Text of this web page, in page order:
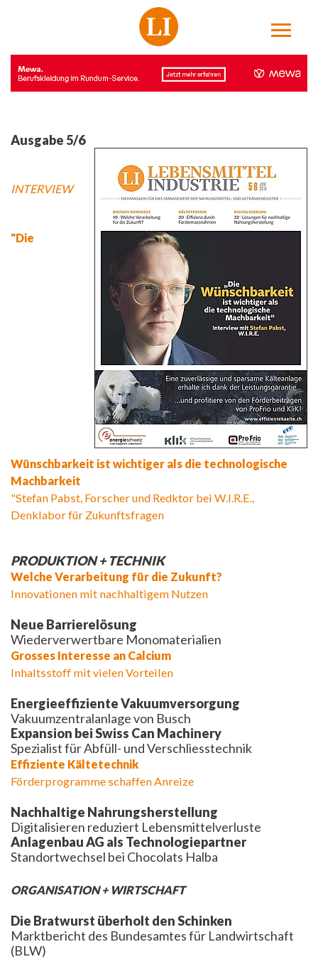
Ausgabe 5/6
INTERVIEW
"Die
Wünschbarkeit ist wichtiger als die technologische
Machbarkeit
"Stefan Pabst, Forscher und Redktor bei W.I.R.E.,
Denklabor für Zukunftsfragen
PRODUKTION + TECHNIK
Welche Verarbeitung für die Zukunft?
Innovationen mit nachhaltigem Nutzen
Neue Barrierelösung
Wiederverwertbare Monomaterialien
Grosses Interesse an Calcium
Inhaltsstoff mit vielen Vorteilen
Energieeffiziente Vakuumversorgung
Vakuumzentralanlage von Busch
Expansion bei Swiss Can Machinery
Spezialist für Abfüll- und Verschliesstechnik
Effiziente Kältetechnik
Förderprogramme schaffen Anreize
Nachhaltige Nahrungsherstellung
Digitalisieren reduziert Lebensmittelverluste
Anlagenbau AG als Technologiepartner
Standortwechsel bei Chocolats Halba
ORGANISATION + WIRTSCHAFT
Die Bratwurst überholt den Schinken
Marktbericht des Bundesamtes für Landwirtschaft
(BLW)